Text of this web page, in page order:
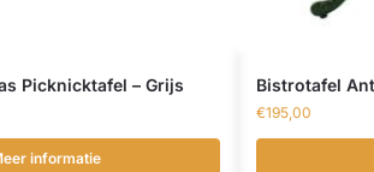
Picknicktafel – Grijs
informatie
Bistrotafel
€195,00